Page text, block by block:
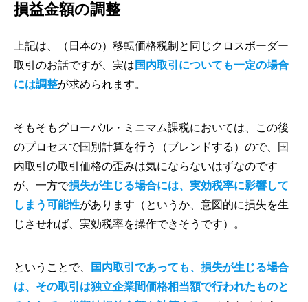
損益金額の調整
上記は、（日本の）移転価格税制と同じクロスボーダー
取引のお話ですが、実は 国内取引についても一定の場合
には調整が求められます。
そもそもグローバル・ミニマム課税においては、この後
のプロセスで国別計算を行う（ブレンドする）ので、国
内取引の取引価格の歪みは気にならないはずなのです
が、一方で損失が生じる場合には、実効税率に影響して
しまう可能性があります（というか、意図的に損失を生
じさせれば、実効税率を操作できそうです）。
ということで、
国内取引であっても、損失が生じる場合
は、その取引は独立企業間価格相当額で行われたものと